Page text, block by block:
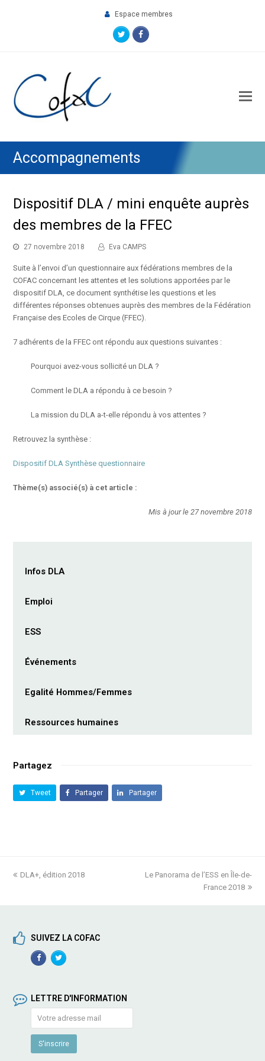
Espace membres
TwitterFacebook
Accompagnements
Dispositif DLA / mini enquête auprès
des membres de la FFEC
27 novembre 2018 Eva CAMPS
Suite à l’envoi d’un questionnaire aux fédérations membres de la
COFAC concernant les attentes et les solutions apportées par le
dispositif DLA, ce document synthétise les questions et les
différentes réponses obtenues auprès des membres de la Fédération
Française des Ecoles de Cirque (FFEC).
7 adhérents de la FFEC ont répondu aux questions suivantes :
Pourquoi avez-vous sollicité un DLA ?
Comment le DLA a répondu à ce besoin ?
La mission du DLA a-t-elle répondu à vos attentes ?
Retrouvez la synthèse :
Dispositif DLA Synthèse questionnaire
Thème(s) associé(s) à cet article :
Mis à jour le 27 novembre 2018
Infos DLA
Emploi
ESS
Événements
Egalité Hommes/Femmes
Ressources humaines
Partagez
Tweet Partager Partager
previous
DLA+, édition 2018
next
Le Panorama de l’ESS en Île-de-
France 2018
SUIVEZ LA COFAC
FacebookTwitterProfile
LETTRE D'INFORMATION